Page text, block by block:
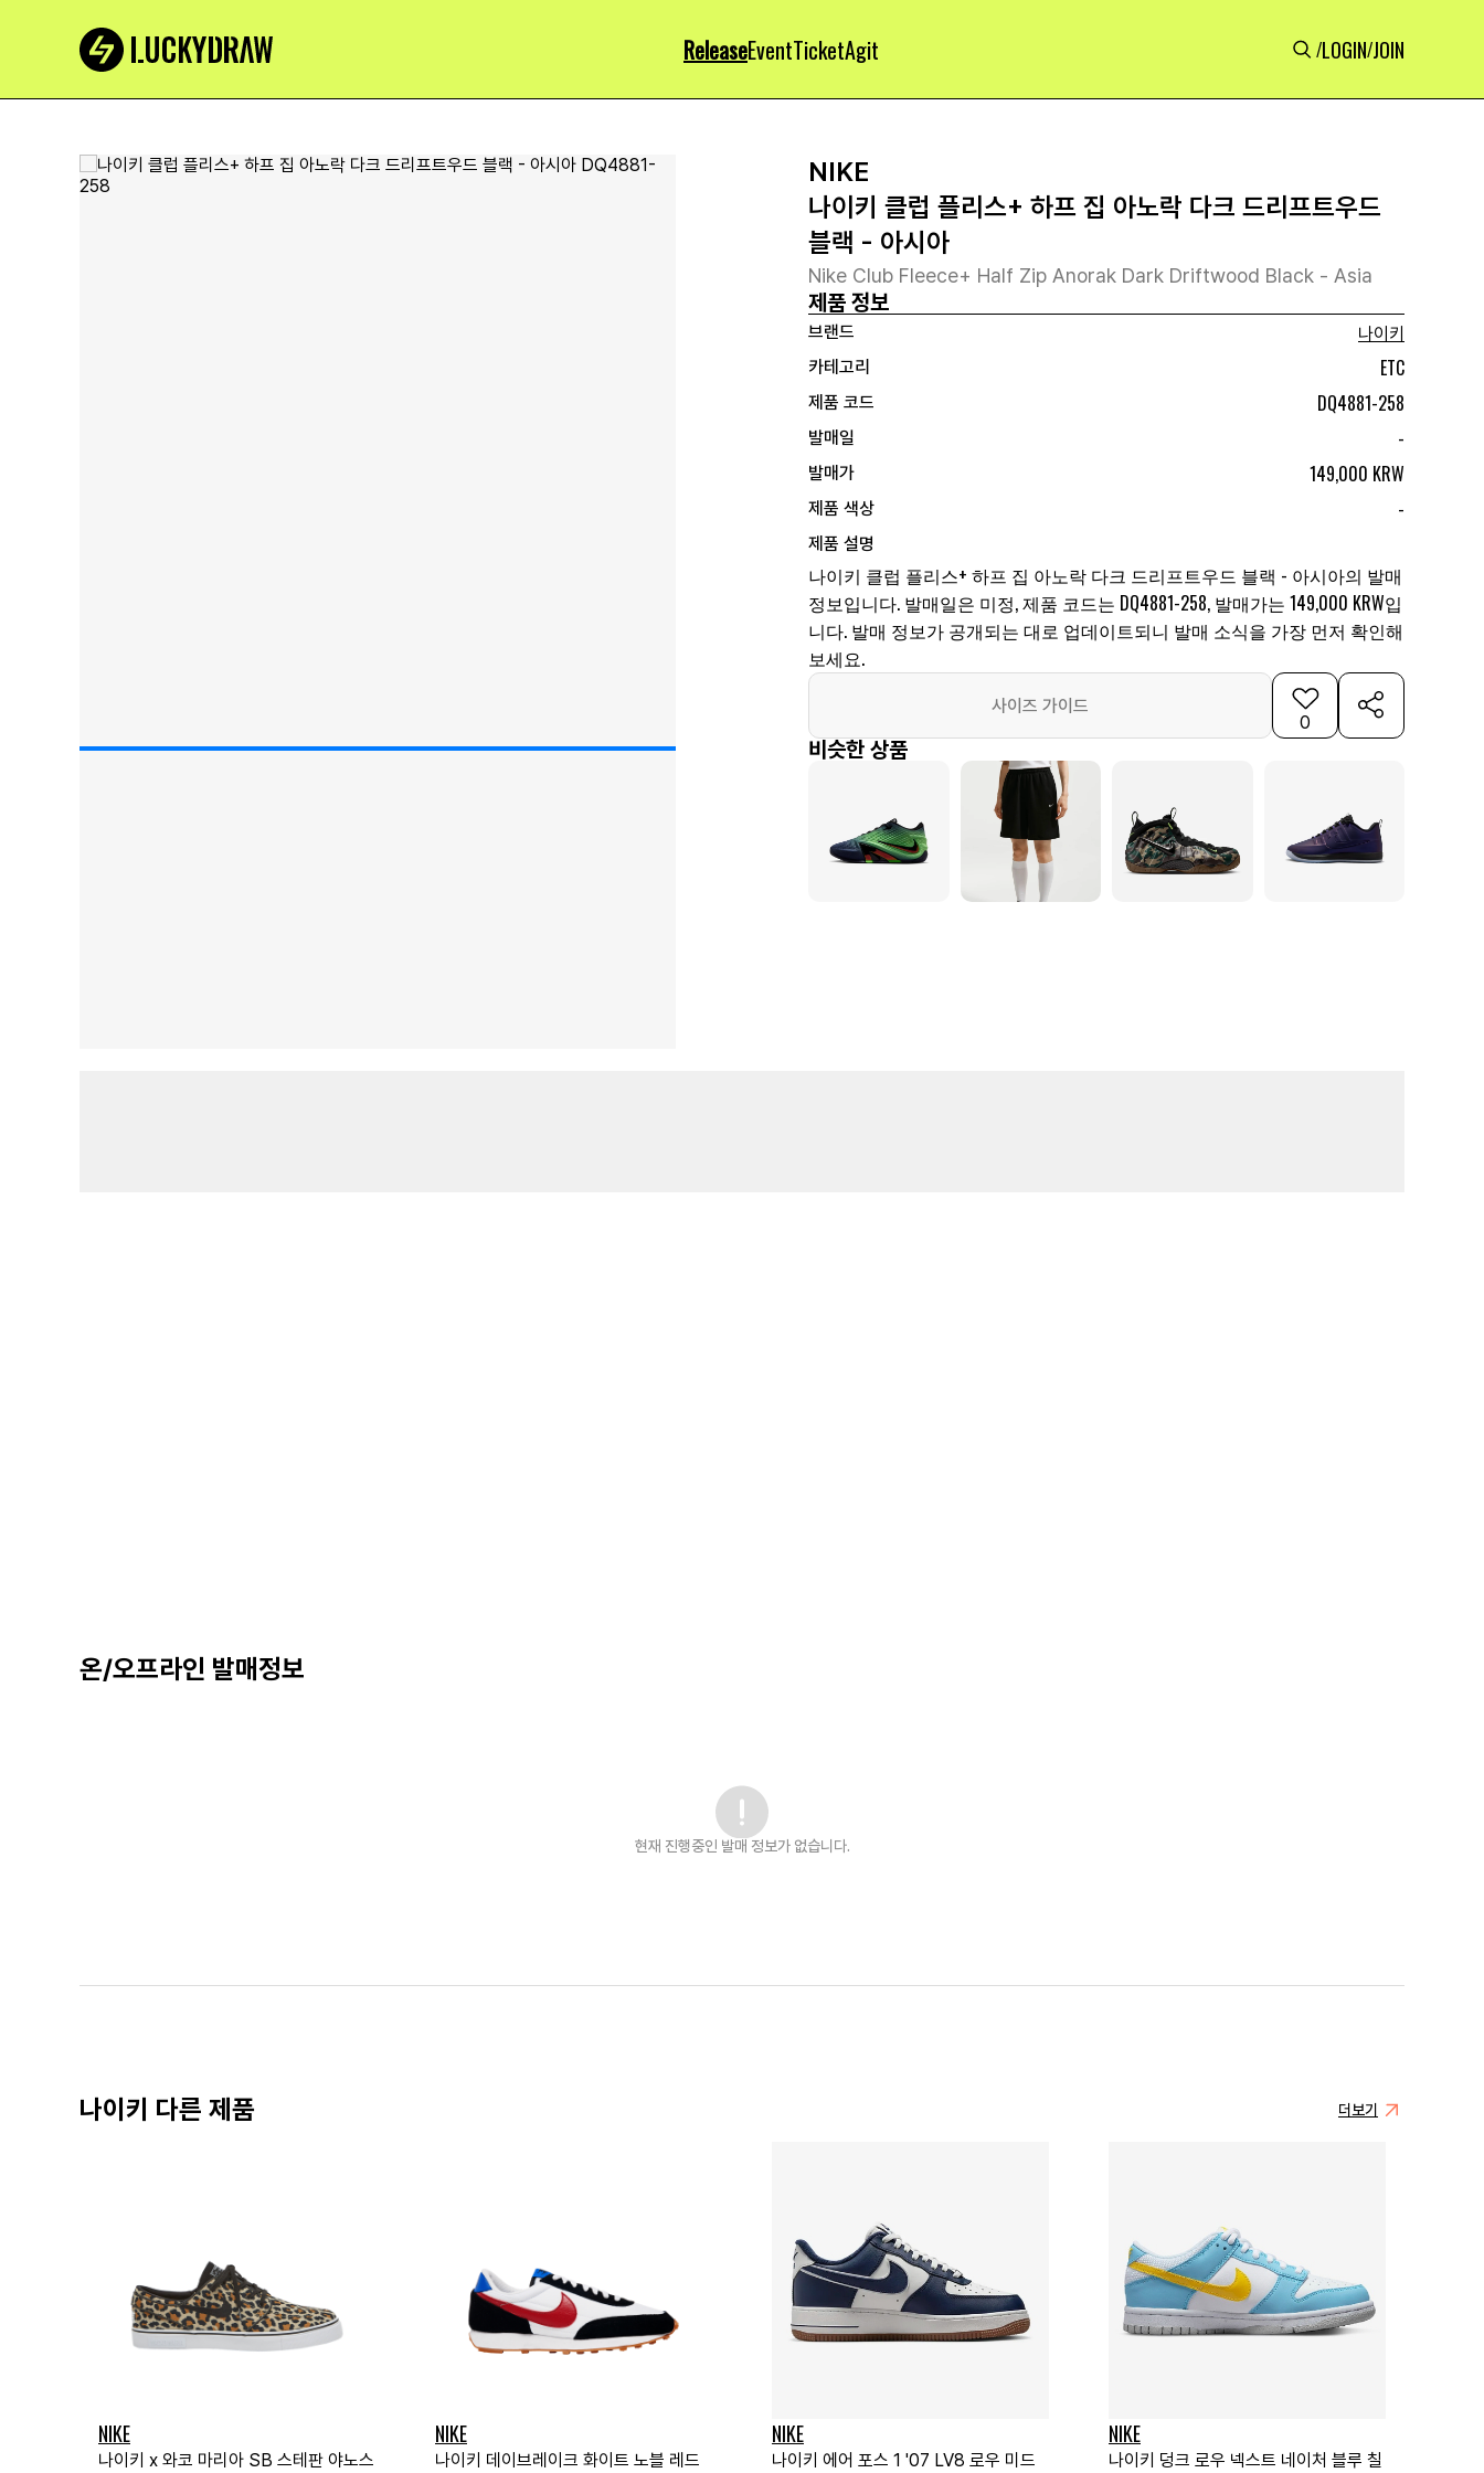
ReleaseEventTicketAgit /LOGIN/JOIN
NIKE
나이키 클럽 플리스+ 하프 집 아노락 다크 드리프트우드
블랙 - 아시아
Nike Club Fleece+ Half Zip Anorak Dark Driftwood Black - Asia
제품 정보
브랜드
나이키
카테고리
ETC
제품 코드 DQ4881-258
발매일 -
발매가 149,000 KRW
제품 색상 -
제품 설명
나이키 클럽 플리스+ 하프 집 아노락 다크 드리프트우드 블랙 - 아시아의 발매
정보입니다. 발매일은 미정, 제품 코드는 DQ4881-258, 발매가는 149,000 KRW입
니다. 발매 정보가 공개되는 대로 업데이트되니 발매 소식을 가장 먼저 확인해
보세요.
사이즈 가이드
0
비슷한 상품
온/오프라인 발매정보
현재 진행중인 발매 정보가 없습니다.
나이키 다른 제품 더보기
NIKE
나이키 x 와코 마리아 SB 스테판 야노스
NIKE
나이키 데이브레이크 화이트 노블 레드
NIKE
나이키 에어 포스 1 '07 LV8 로우 미드
NIKE
나이키 덩크 로우 넥스트 네이처 블루 칠